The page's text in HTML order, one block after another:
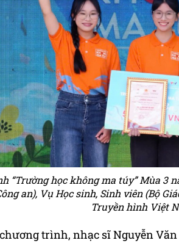
“Trường học không ma túy” Mùa 3
an), Vụ Học sinh, Sinh viên (Bộ
Truyền hình Việt
trình, nhạc sĩ Nguyễn